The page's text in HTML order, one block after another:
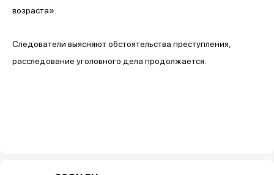
возраста».
Следователи выясняют обстоятельства преступления,
расследование уголовного дела продолжается.